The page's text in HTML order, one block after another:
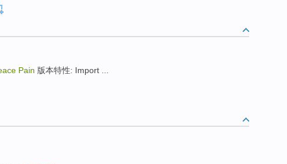
Pain 版本特性: Import ...